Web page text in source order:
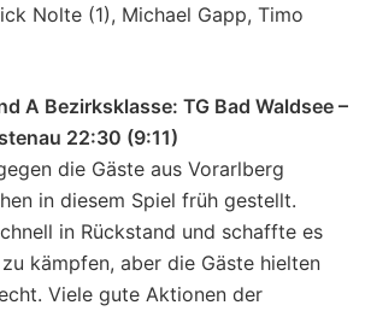
Nolte (1), Michael Gapp, Timo
A Bezirksklasse: TG Bad Waldsee –
22:30 (9:11)
die Gäste aus Vorarlberg
in diesem Spiel früh gestellt.
in Rückstand und schaffte es
kämpfen, aber die Gäste hielten
Viele gute Aktionen der